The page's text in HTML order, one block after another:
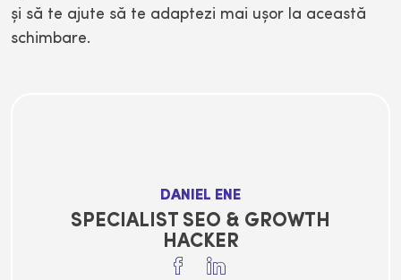
şi să te ajute să te adaptezi mai uşor la această
schimbare.
DANIEL ENE
SPECIALIST SEO & GROWTH
HACKER